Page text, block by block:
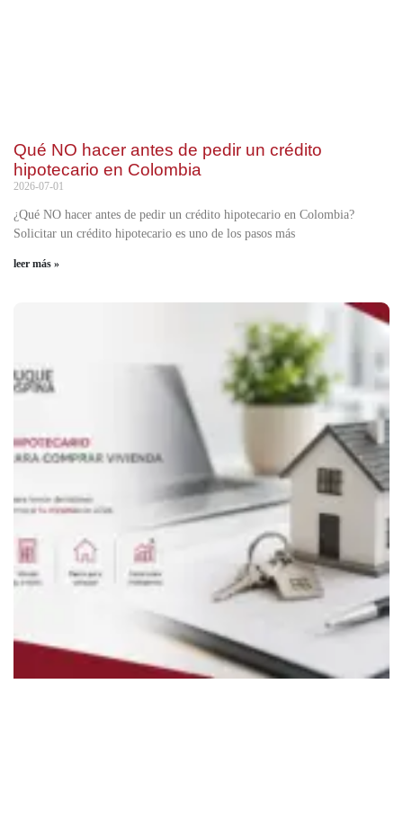
Qué NO hacer antes de pedir un crédito
hipotecario en Colombia
2026-07-01
¿Qué NO hacer antes de pedir un crédito hipotecario en Colombia?
Solicitar un crédito hipotecario es uno de los pasos más
leer más »